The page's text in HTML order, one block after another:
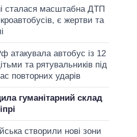
сталася масштабна ДТП
є жертви та
атакувала автобус із 12
та рятувальників під
повторних ударів
гуманітарний склад
створили нові зони